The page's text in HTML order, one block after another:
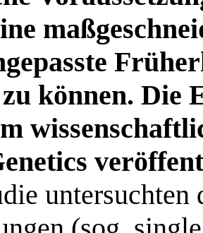
können. Die
untersuchten